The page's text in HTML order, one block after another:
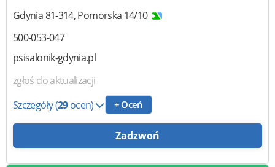
Gdynia81-314,Pomorska 14/10
500-053-047
psisalonik-gdynia.pl
zgłoś do aktualizacji
Szczegóły(29ocen) + Oceń
Zadzwoń